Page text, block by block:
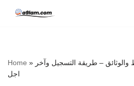
Home » – الشروط والوثائق – طريقة التسجيل وآخر
اجل